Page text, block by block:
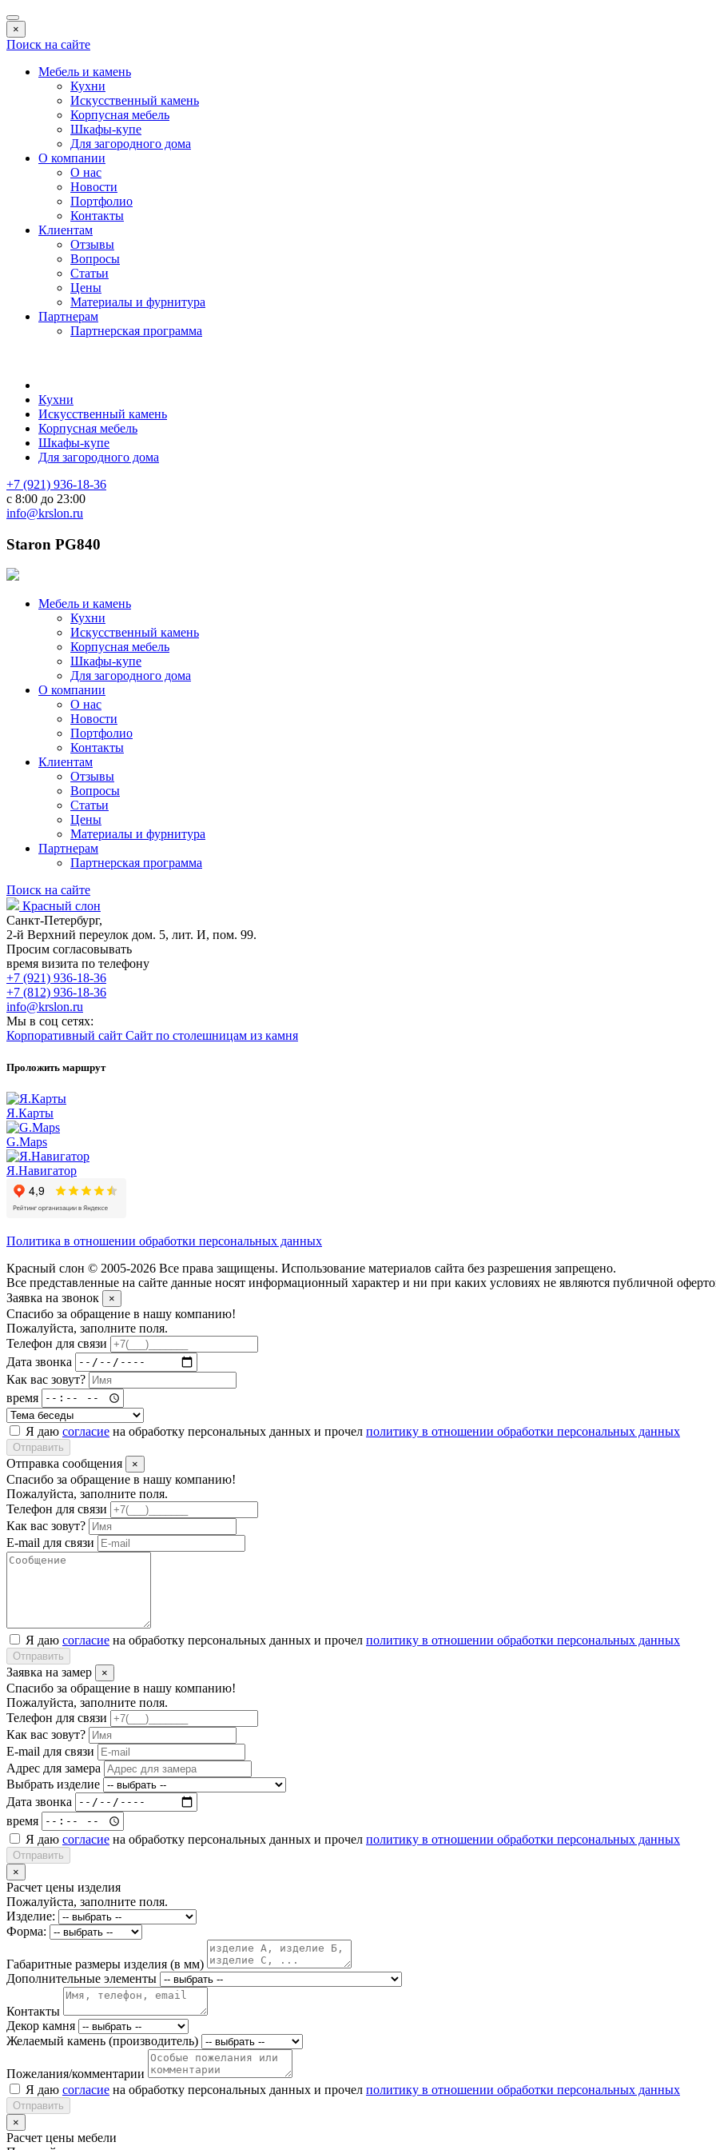
×
Поиск на сайте
Мебель и камень
Кухни
Искусственный камень
Корпусная мебель
Шкафы-купе
Для загородного дома
О компании
О нас
Новости
Портфолио
Контакты
Клиентам
Отзывы
Вопросы
Статьи
Цены
Материалы и фурнитура
Партнерам
Партнерская программа
Кухни
Искусственный камень
Корпусная мебель
Шкафы-купе
Для загородного дома
+7 (921) 936-18-36
с 8:00 до 23:00
info@krslon.ru
Staron PG840
Мебель и камень
Кухни
Искусственный камень
Корпусная мебель
Шкафы-купе
Для загородного дома
О компании
О нас
Новости
Портфолио
Контакты
Клиентам
Отзывы
Вопросы
Статьи
Цены
Материалы и фурнитура
Партнерам
Партнерская программа
Поиск на сайте
Красный слон
Санкт-Петербург,
2-й Верхний переулок дом. 5, лит. И, пом. 99.
Просим согласовывать
время визита по телефону
+7 (921) 936-18-36
+7 (812) 936-18-36
info@krslon.ru
Мы в соц сетях:
Корпоративный сайт Сайт по столешницам из камня
Проложить маршрут
Я.Карты
G.Maps
Я.Навигатор
Политика в отношении обработки персональных данных
Красный слон © 2005-2026 Все права защищены. Использование материалов сайта без разрешения запрещено.
Все представленные на сайте данные носят информационный характер и ни при каких условиях не являются публичной
Заявка на звонок
×
Спасибо за обращение в нашу компанию!
Пожалуйста, заполните поля.
Телефон для связи
Дата звонка
Как вас зовут?
время
Я даю согласие на обработку персональных данных и прочел политику в отношении обработки персональных данных
Отправить
Отправка сообщения ×
Спасибо за обращение в нашу компанию!
Пожалуйста, заполните поля.
Телефон для связи
Как вас зовут?
E-mail для связи
Я даю согласие на обработку персональных данных и прочел политику в отношении обработки персональных данных
Отправить
Заявка на замер ×
Спасибо за обращение в нашу компанию!
Пожалуйста, заполните поля.
Телефон для связи
Как вас зовут?
E-mail для связи
Адрес для замера
Выбрать изделие
Дата звонка
время
Я даю согласие на обработку персональных данных и прочел политику в отношении обработки персональных данных
Отправить
×
Расчет цены изделия
Пожалуйста, заполните поля.
Изделие:
Форма:
Габаритные размеры изделия (в мм)
Дополнительные элементы
Контакты
Декор камня
Желаемый камень (производитель)
Пожелания/комментарии
Я даю согласие на обработку персональных данных и прочел политику в отношении обработки персональных данных
Отправить
×
Расчет цены мебели